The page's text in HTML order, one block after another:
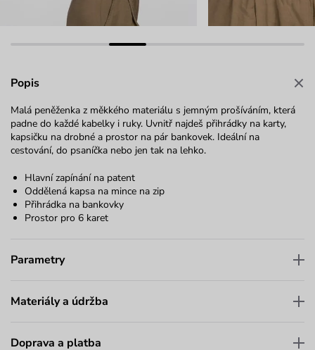
Popis
Malá peněženka z měkkého materiálu s jemným prošíváním, která
padne do každé kabelky i ruky. Uvnitř najdeš přihrádky na karty,
kapsičku na drobné a prostor na pár bankovek. Ideální na
cestování, do psaníčka nebo jen tak na lehko.
Hlavní zapínání na patent
Oddělená kapsa na mince na zip
Přihrádka na bankovky
Prostor pro 6 karet
Parametry
Materiály a údržba
Doprava a platba